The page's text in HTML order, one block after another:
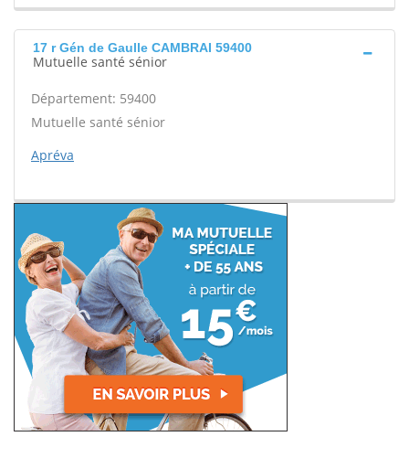
17 r Gén de Gaulle CAMBRAI 59400
Mutuelle santé sénior
Département: 59400
Mutuelle santé sénior
Apréva